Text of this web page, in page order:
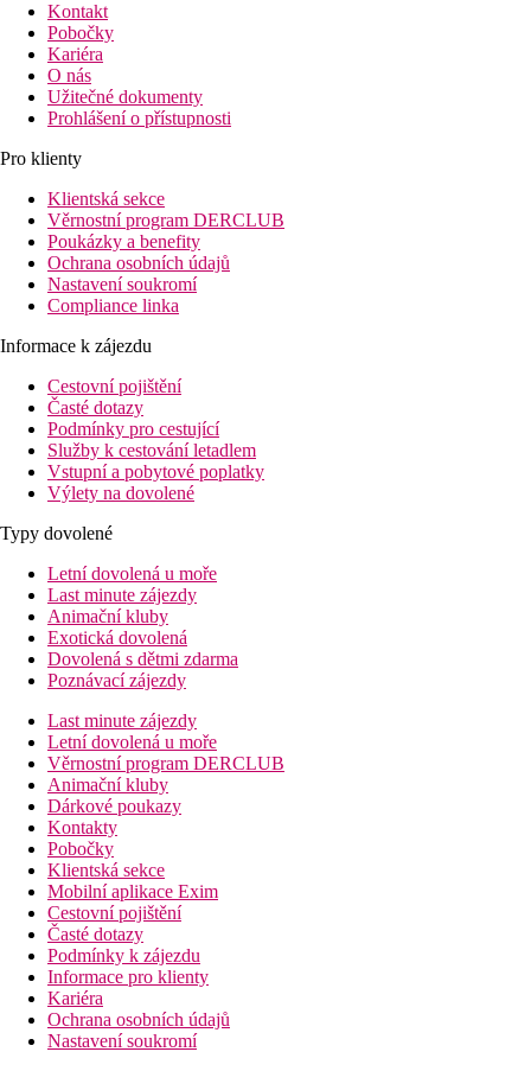
Kontakt
Pobočky
Kariéra
O nás
Užitečné dokumenty
Prohlášení o přístupnosti
Pro klienty
Klientská sekce
Věrnostní program DERCLUB
Poukázky a benefity
Ochrana osobních údajů
Nastavení soukromí
Compliance linka
Informace k zájezdu
Cestovní pojištění
Časté dotazy
Podmínky pro cestující
Služby k cestování letadlem
Vstupní a pobytové poplatky
Výlety na dovolené
Typy dovolené
Letní dovolená u moře
Last minute zájezdy
Animační kluby
Exotická dovolená
Dovolená s dětmi zdarma
Poznávací zájezdy
Last minute zájezdy
Letní dovolená u moře
Věrnostní program DERCLUB
Animační kluby
Dárkové poukazy
Kontakty
Pobočky
Klientská sekce
Mobilní aplikace Exim
Cestovní pojištění
Časté dotazy
Podmínky k zájezdu
Informace pro klienty
Kariéra
Ochrana osobních údajů
Nastavení soukromí